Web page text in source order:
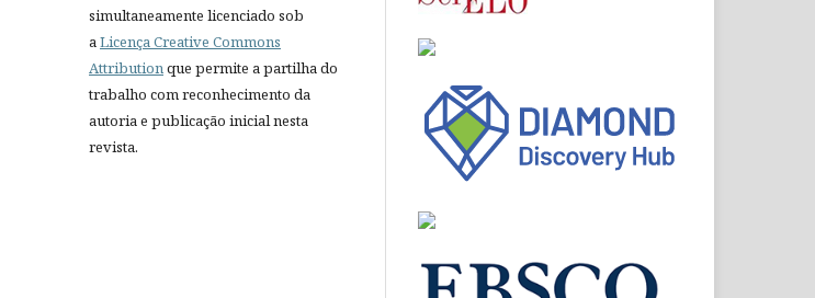
simultaneamente licenciado sob
a Licença Creative Commons
Attribution que permite a partilha do
trabalho com reconhecimento da
autoria e publicação inicial nesta
revista.